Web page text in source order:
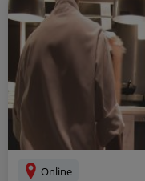
Online